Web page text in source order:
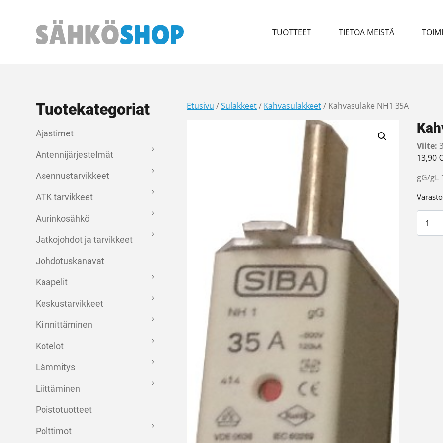
Päävalikko TUOTTEET TIETOA MEISTÄ
Tuotekategoriat
Ajastimet
Antennijärjestelmät
Asennustarvikkeet
ATK tarvikkeet
Aurinkosähkö
Jatkojohdot ja tarvikkeet
Johdotuskanavat
Kaapelit
Keskustarvikkeet
Kiinnittäminen
Kotelot
Lämmitys
Liittäminen
Poistotuotteet
Polttimot
Etusivu /Sulakkeet/ Kahvasulakkeet/ Kahvasulake NH1 35A
Viite:
13,90€
gG/gL